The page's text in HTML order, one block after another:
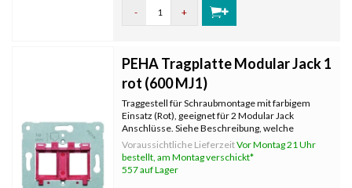
- +
PEHA Tragplatte Modular Jack 1
rot (600 MJ1)
Traggestell für Schraubmontage mit farbigem
Einsatz (Rot), geeignet für 2 Modular Jack
Anschlüsse. Siehe Beschreibung, welche
Hersteller und Typen von Steckern passen.
Voraussichtliche LieferzeitVor Montag 21 Uhr
bestellt, am Montag verschickt*
557 auf Lager